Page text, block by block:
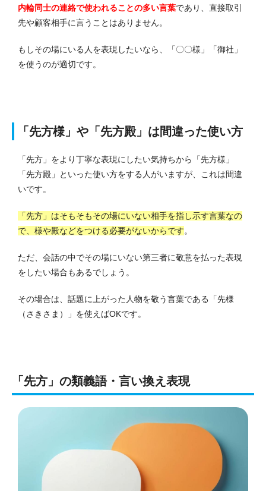
内輪同士の連絡で使われることの多い言葉であり、直接取引
先や顧客相手に言うことはありません。
もしその場にいる人を表現したいなら、「〇〇様」「御社」
を使うのが適切です。
「先方様」や「先方殿」は間違った使い方
「先方」をより丁寧な表現にしたい気持ちから「先方様」
「先方殿」といった使い方をする人がいますが、これは間違
いです。
「先方」はそもそもその場にいない相手を指し示す言葉なの
で、様や殿などをつける必要がないからです。
ただ、会話の中でその場にいない第三者に敬意を払った表現
をしたい場合もあるでしょう。
その場合は、話題に上がった人物を敬う言葉である「先様
（さきさま）」を使えばOKです。
「先方」の類義語・言い換え表現